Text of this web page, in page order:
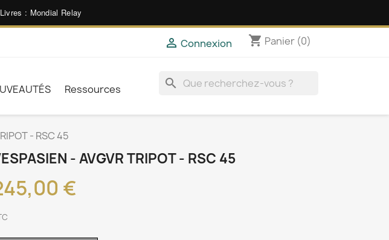
: Mondial Relay
 Connexion shopping_cart Panier (0)
Ressources search
- RSC 45
- AVGVR TRIPOT - RSC 45
€